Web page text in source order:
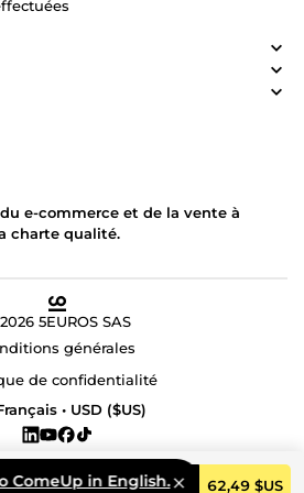
Commander 62,49 $US
ComeUp in English.
e-commerce et de la vente à
charte qualité.
5EUROS SAS
générales
de confidentialité
• USD ($US)